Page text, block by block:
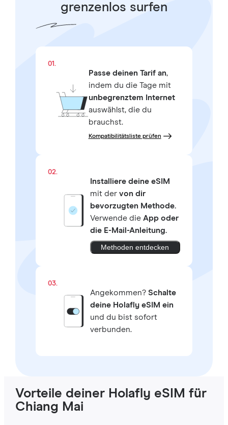
grenzenlos surfen
01.
Passe deinen Tarif an,
indem du die Tage mit
unbegrenztem Internet
auswählst, die du
brauchst.
Kompatibilitätsliste prüfen
02.
Installiere deine eSIM
mit der von dir
bevorzugten Methode.
Verwende die App oder
die E-Mail-Anleitung.
Methoden entdecken
03.
Angekommen? Schalte
deine Holafly eSIM ein
und du bist sofort
verbunden.
Vorteile deiner Holafly eSIM für
Chiang Mai